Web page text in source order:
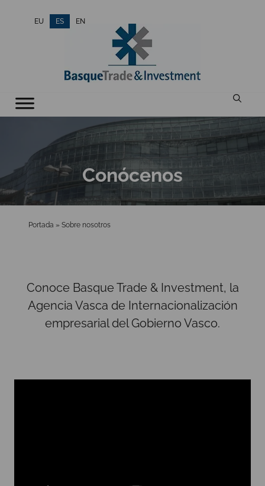
EU ES EN
Conócenos
Portada » Sobre nosotros
Conoce Basque Trade & Investment, la
Agencia Vasca de Internacionalización
empresarial del Gobierno Vasco.